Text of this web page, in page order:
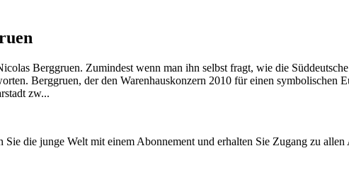
Berg­gruen. Zumindest wenn man ihn selbst fragt, wie die
Berggruen, der den Warenhauskonzern 2010 für einen symbolischen
zw...
die junge Welt mit einem Abonnement und erhalten Sie Zugang zu